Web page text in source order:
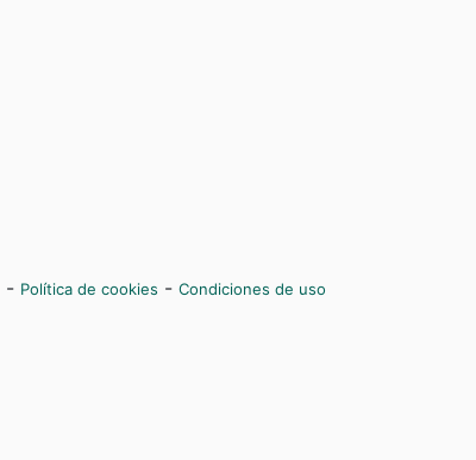
- Política de cookies - Condiciones de uso